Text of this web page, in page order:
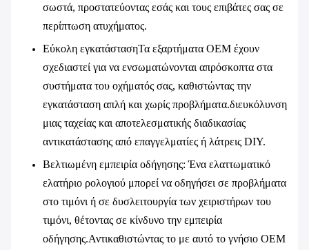
σωστά, προστατεύοντας εσάς και τους επιβάτες σας σε
περίπτωση ατυχήματος.
Εύκολη εγκατάστασηΤα εξαρτήματα OEM έχουν
σχεδιαστεί για να ενσωματώνονται απρόσκοπτα στα
συστήματα του οχήματός σας, καθιστώντας την
εγκατάσταση απλή και χωρίς προβλήματα.διευκόλυνση
μιας ταχείας και αποτελεσματικής διαδικασίας
αντικατάστασης από επαγγελματίες ή λάτρεις DIY.
Βελτιωμένη εμπειρία οδήγησης: Ένα ελαττωματικό
ελατήριο ρολογιού μπορεί να οδηγήσει σε προβλήματα
στο τιμόνι ή σε δυσλειτουργία των χειριστήρων του
τιμόνι, θέτοντας σε κίνδυνο την εμπειρία
οδήγησης.Αντικαθιστώντας το με αυτό το γνήσιο OEM